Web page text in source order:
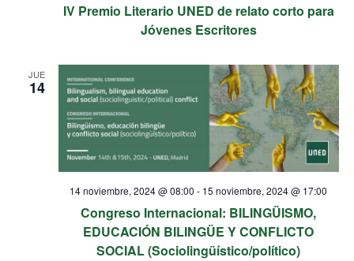
IV Premio Literario UNED de relato corto para
Jóvenes Escritores
JUE
14
Congreso Internacional: BILINGÜISMO,
EDUCACIÓN BILINGÜE Y CONFLICTO
SOCIAL (Sociolingüístico/político)
14 noviembre, 2024 @ 08:00 - 15 noviembre, 2024 @ 17:00